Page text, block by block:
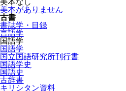
美本なし
美本がありません
古書
書誌学・目録
言語学
国語学
国語学
国立国語研究所刊行書
国語学史
国語史
古辞書
キリシタン資料